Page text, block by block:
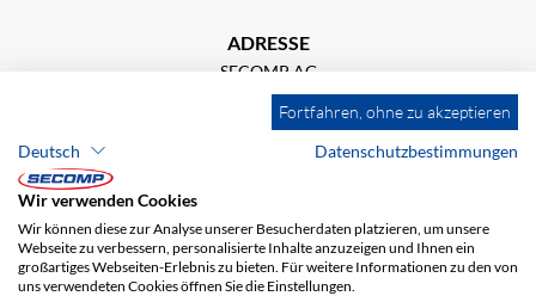
ADRESSE
SECOMP AG
Grindelstrasse 6
8303 Bassersdorf
verkauf@secomp.ch
Fortfahren, ohne zu akzeptieren
Deutsch
Datenschutzbestimmungen
Wir verwenden Cookies
Wir können diese zur Analyse unserer Besucherdaten platzieren, um unsere
Webseite zu verbessern, personalisierte Inhalte anzuzeigen und Ihnen ein
großartiges Webseiten-Erlebnis zu bieten. Für weitere Informationen zu den von
uns verwendeten Cookies öffnen Sie die Einstellungen.